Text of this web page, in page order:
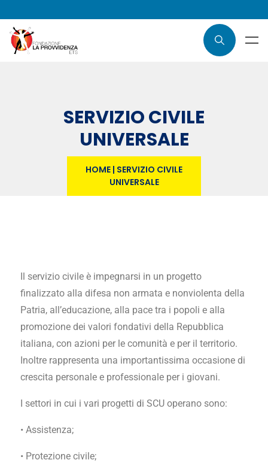
SERVIZIO CIVILE
UNIVERSALE
HOME | SERVIZIO CIVILE
UNIVERSALE
Il servizio civile è impegnarsi in un progetto
finalizzato alla difesa non armata e nonviolenta della
Patria, all’educazione, alla pace tra i popoli e alla
promozione dei valori fondativi della Repubblica
italiana, con azioni per le comunità e per il territorio.
Inoltre rappresenta una importantissima occasione di
crescita personale e professionale per i giovani.
I settori in cui i vari progetti di SCU operano sono:
• Assistenza;
• Protezione civile;